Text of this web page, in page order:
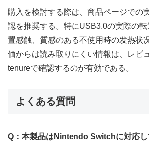
購入を検討する際は、商品ページでの
認を推奨する。特にUSB3.0の実際の
置感触、質感のある不使用時の发热状
価からは読み取りにくい情報は、レビ
tenureで確認するのが有効である。
よくある質問
Q：本製品はNintendo Switchに対応し